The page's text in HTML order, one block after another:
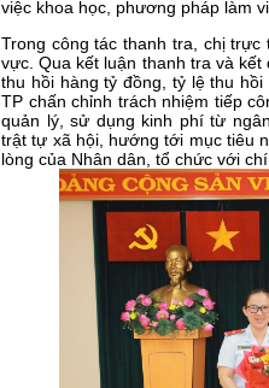
việc khoa học, phương pháp làm
Trong công tác thanh tra, chị
vực. Qua kết luận thanh tra và
thu hồi hàng tỷ đồng, tỷ lệ thu
TP chấn chỉnh trách nhiệm tiếp
quản lý, sử dụng kinh phí từ
trật tự xã hội, hướng tới mục tiêu
lòng của Nhân dân, tổ chức với